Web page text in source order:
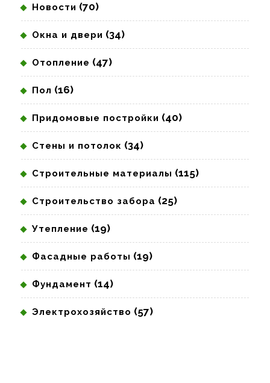
Новости (70)
Окна и двери (34)
Отопление (47)
Пол (16)
Придомовые постройки (40)
Стены и потолок (34)
Строительные материалы (115)
Строительство забора (25)
Утепление (19)
Фасадные работы (19)
Фундамент (14)
Электрохозяйство (57)